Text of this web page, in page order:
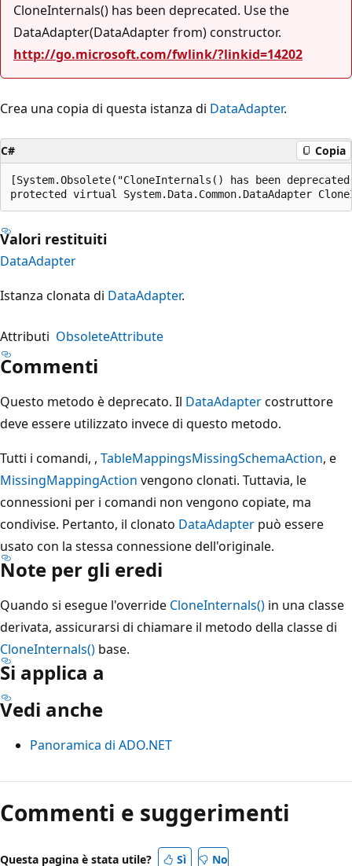
CloneInternals() has been deprecated. Use the
DataAdapter(DataAdapter from) constructor.
http://go.microsoft.com/fwlink/?linkid=14202
Crea una copia di questa istanza di DataAdapter.
C# Copia
[System.Obsolete("CloneInternals() has been
protected virtual System.Data.Common.DataAdapter
Valori restituiti
DataAdapter
Istanza clonata di DataAdapter.
Attributi ObsoleteAttribute
Commenti
Questo metodo è deprecato. Il DataAdaptercostruttore
deve essere utilizzato invece di questo metodo.
Tutti i comandi, , TableMappingsMissingSchemaAction, e
MissingMappingAction vengono clonati. Tuttavia, le
connessioni per i comandi non vengono copiate, ma
condivise. Pertanto, il clonato DataAdapter può essere
usato con la stessa connessione dell'originale.
Note per gli eredi
Quando si esegue l'override CloneInternals() in una classe
derivata, assicurarsi di chiamare il metodo della classe di
CloneInternals() base.
Si applica a
Vedi anche
Panoramica di ADO.NET
Modalità
di
lettura
Commenti e suggerimenti
Questa pagina è stata utile? Sì No